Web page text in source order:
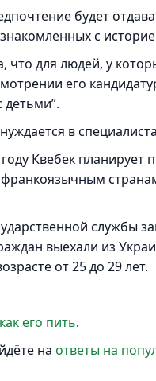
будет
с
что для людей, у
его
детьми”.
в
Квебек
франкоязычным
службы
выехали из
от 25 до 29 лет.
его пить.
на ответы на